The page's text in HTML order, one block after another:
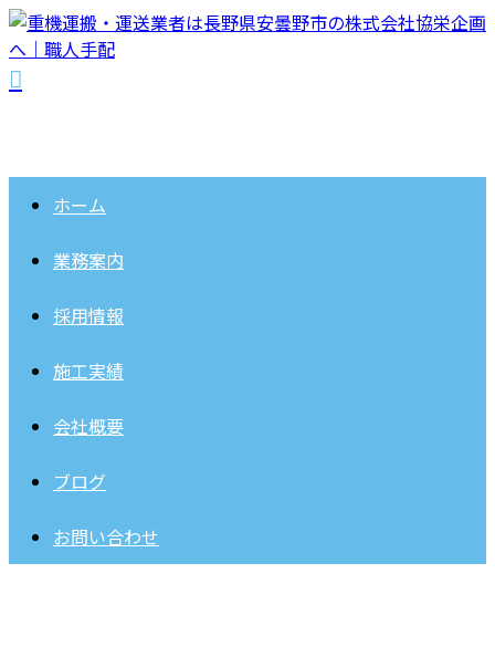
ホーム
業務案内
採用情報
施工実績
会社概要
ブログ
お問い合わせ